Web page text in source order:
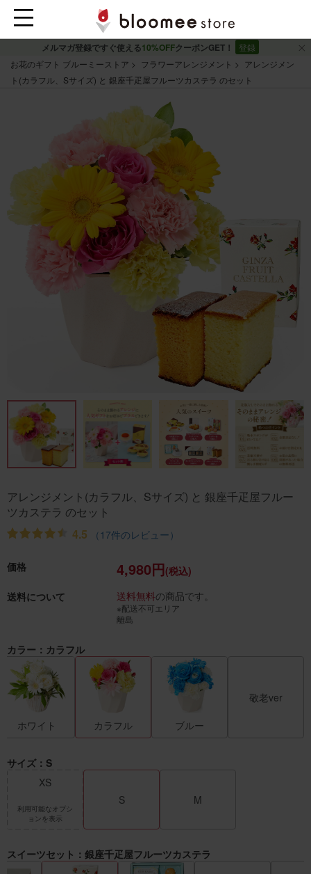
メルマガ登録ですぐ使える10%OFFクーポンGET！
登録
お花のギフト ブルーミーストア
フラワーアレンジメント
アレンジメン
ト(カラフル、Sサイズ) と 銀座千疋屋フルーツカステラ のセット
アレンジメント(カラフル、Sサイズ) と 銀座千疋屋フルー
ツカステラ のセット
4.5
（17件のレビュー）
価格 4,980円(税込)
送料について
送料無料の商品です。
※配送不可エリア
離島
カラー：カラフル
ホワイト カラフル ブルー
敬老ver
サイズ：S
XS
利用可能なオプシ
ョンを表示
S M
スイーツセット：銀座千疋屋フルーツカステラ